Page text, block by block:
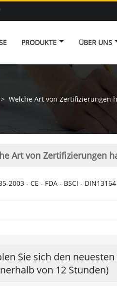
PRODUKTE ÜBER UNS
> Welche Art von Zertifizierungen
Art von Zertifizierungen
2003 - CE - FDA - BSCI -
Sie sich den
von 12 Stunden)